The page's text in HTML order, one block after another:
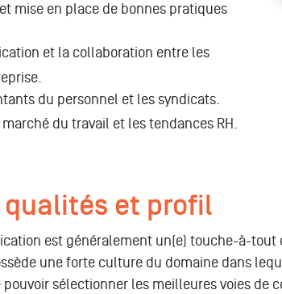
mise en place de bonnes pratiques
et la collaboration entre les
du personnel et les syndicats.
du travail et les tendances RH.
et profil
est généralement un(e) touche-à-
une forte culture du domaine dans
pouvoir sélectionner les meilleures voies de